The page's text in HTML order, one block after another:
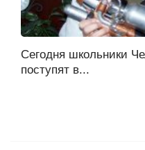
Сегодня школьники
поступят в...